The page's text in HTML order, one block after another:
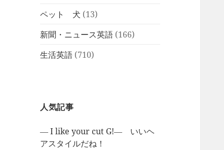
ペット 犬 (13)
新聞・ニュース英語 (166)
生活英語 (710)
人気記事
― I like your cut G!― いいヘ
アスタイルだね！